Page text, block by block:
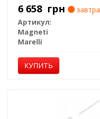
6 658 грн
завтра
Артикул:
Magneti
Marelli
КУПИТЬ